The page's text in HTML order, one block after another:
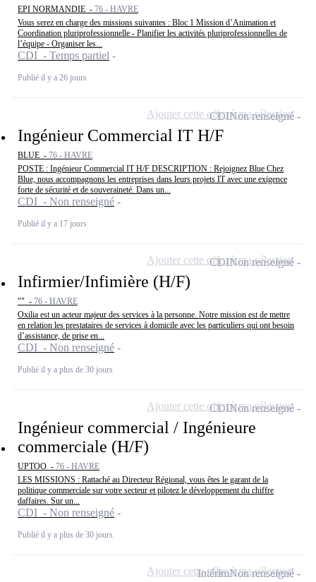
EPI NORMANDIE - 76 - HAVRE
Vous serez en charge des missions suivantes : Bloc 1 Mission d’Animation et
Coordination pluriprofessionnelle - Planifier les activités pluriprofessionnelles de
l’équipe - Organiser les...
CDI - Temps partiel
Publié il y a 26 jours
Ingénieur Commercial IT H/F
BLUE - 76 - HAVRE
POSTE : Ingénieur Commercial IT H/F DESCRIPTION : Rejoignez Blue Chez
Blue, nous accompagnons les entreprises dans leurs projets IT avec une exigence
forte de sécurité et de souveraineté. Dans un...
CDI - Non renseigné
Publié il y a 17 jours
CDINon renseigné
Ajouter cette offre à ma sélection
Infirmier/Infimière (H/F)
"" - 76 - HAVRE
Oxilia est un acteur majeur des services à la personne. Notre mission est de mettre
en relation les prestataires de services à domicile avec les particuliers qui ont besoin
d’assistance, de prise en...
CDI - Non renseigné
Publié il y a plus de 30 jours
CDINon renseigné
Ajouter cette offre à ma sélection
Ingénieur commercial / Ingénieure
commerciale (H/F)
UPTOO - 76 - HAVRE
LES MISSIONS : Rattaché au Directeur Régional, vous êtes le garant de la
politique commerciale sur votre secteur et pilotez le développement du chiffre
daffaires. Sur un...
CDI - Non renseigné
Publié il y a plus de 30 jours
CDINon renseigné
Ajouter cette offre à ma sélection
IntérimNon renseigné
Ajouter cette offre à ma sélection